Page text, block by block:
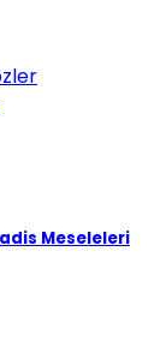
Meseleleri